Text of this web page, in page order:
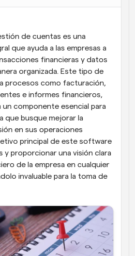
potenciadda con llamadas
por IA
las últimas noticias y
en minutos
Dinámico
de forma fluida con varias personas
cuando ocurra algo
de cuentas es una
que ayuda a las empresas a
financieras y datos
organizada. Este tipo de
procesos como facturación,
e informes financieros,
componente esencial para
que busque mejorar la
en sus operaciones
principal de este software
y proporcionar una visión clara
de la empresa en cualquier
invaluable para la toma de